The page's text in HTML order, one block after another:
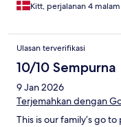
Kitt, perjalanan 4 malam
Ulasan terverifikasi
10/10 Sempurna
9 Jan 2026
Terjemahkan dengan
This is our family’s go